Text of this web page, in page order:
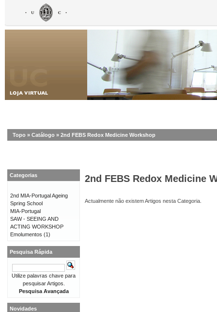
Topo » Catálogo » 2nd FEBS Redox Medicine Workshop
2nd FEBS Redox Medicine
Actualmente não existem Artigos nesta Categoria.
Categorias
2nd MIA-Portugal Ageing
Spring School
MIA-Portugal
SAW - SEEING AND
ACTING WORKSHOP
Emolumentos (1)
Pesquisa Rápida
Utilize palavras chave para
pesquisar Artigos.
Pesquisa Avançada
Novidades